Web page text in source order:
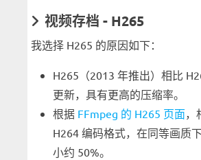
视频存档 - H265
我选择 H265 的原因如下：
H265（2013 年推出）相比
更新，具有更高的压缩率。
根据 FFmpeg 的 H265 页面，
H264 编码格式，在同等画质
小约 50%。